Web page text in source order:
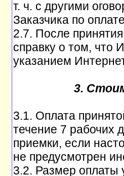
т. ч. с другими
Заказчика по
2.7. После
справку о том, что
указанием
3.
3.1. Оплата
течение 7 рабочих
приемки, если
не предусмотрен
3.2. Размер оплаты